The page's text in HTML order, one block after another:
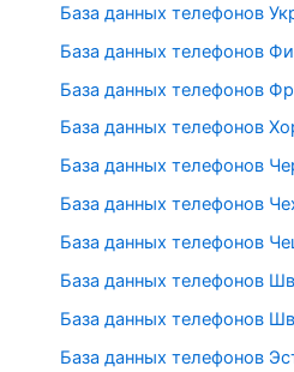
База данных телефонов
База данных телефонов
База данных телефонов
База данных телефонов
База данных телефонов
База данных телефонов
База данных телефонов
База данных телефонов
База данных телефонов
База данных телефонов